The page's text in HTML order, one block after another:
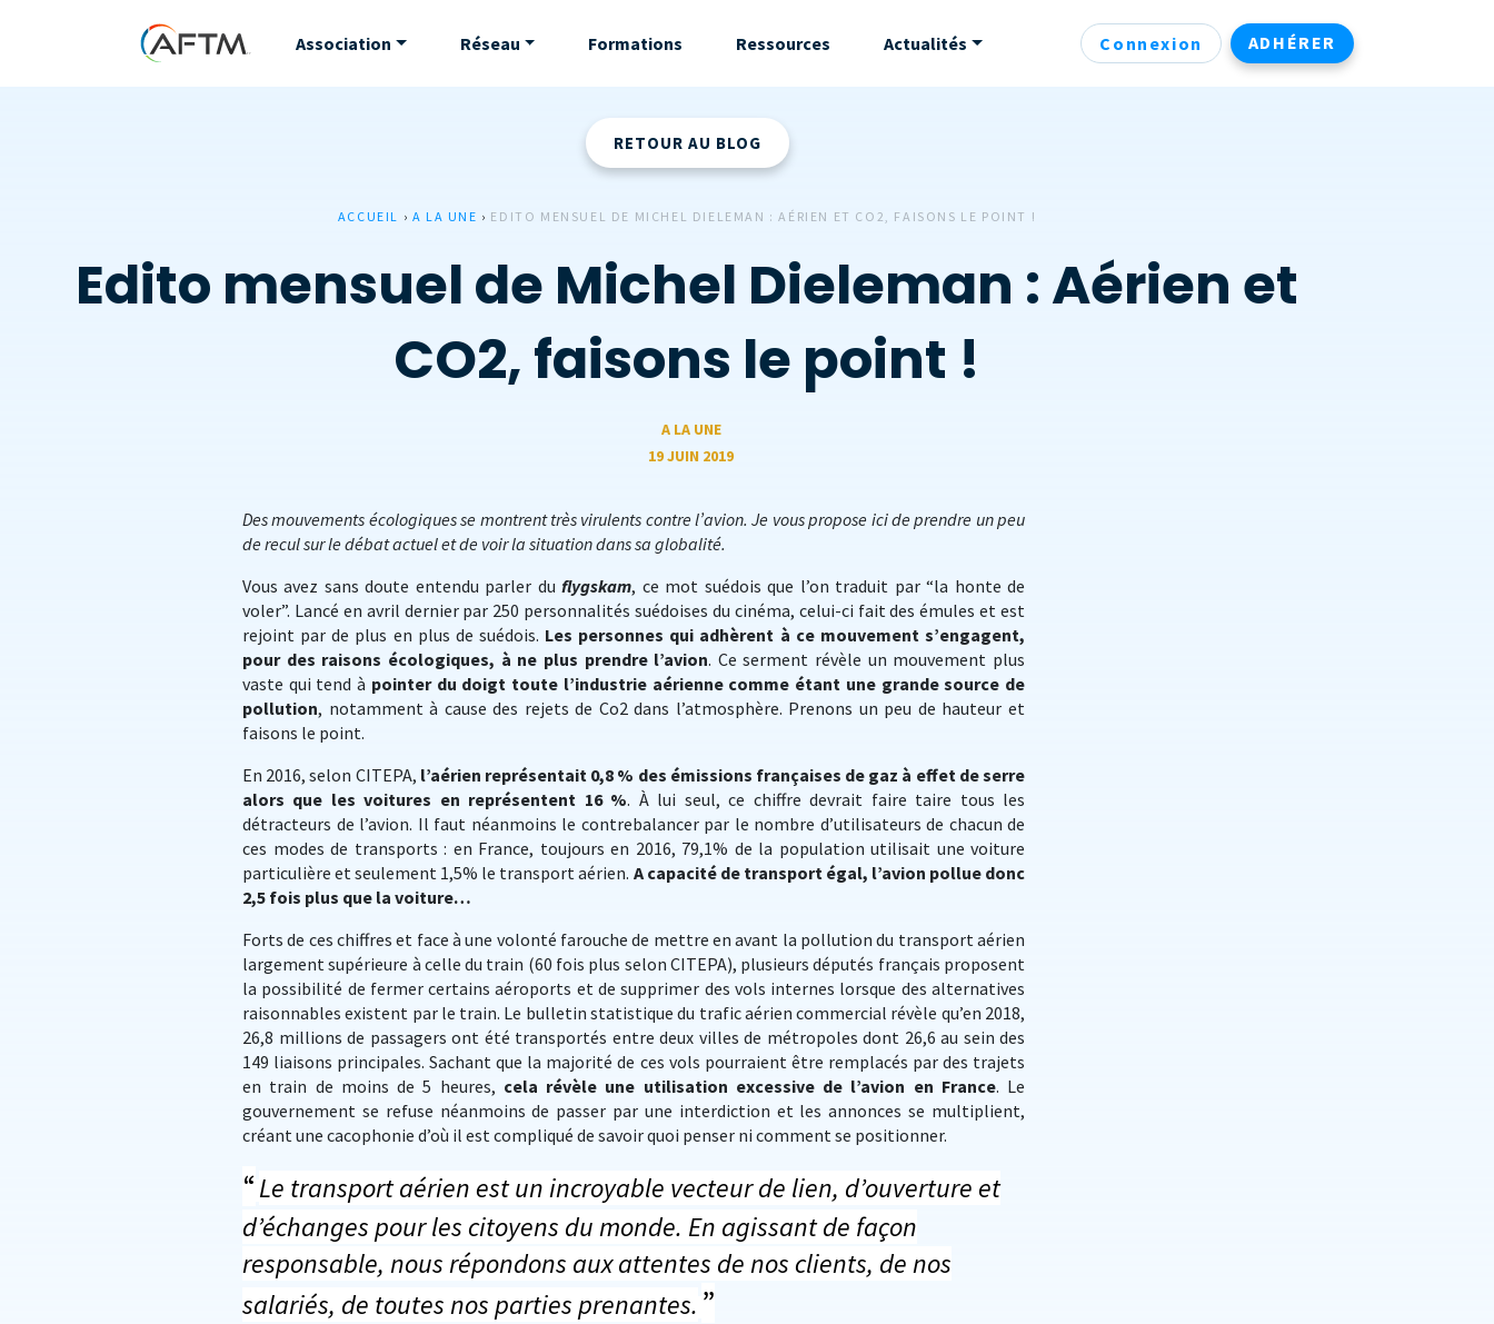
Association Réseau Formations Ressources Actualités Connexion ADHÉRER
RETOUR AU BLOG
ACCUEIL › A LA UNE › EDITO MENSUEL DE MICHEL DIELEMAN : AÉRIEN ET CO2, FAISONS LE POINT !
Edito mensuel de Michel Dieleman : Aérien et
CO2, faisons le point !
A LA UNE
19 JUIN 2019
Des mouvements écologiques se montrent très virulents contre l’avion. Je vous propose ici de prendre un peu
de recul sur le débat actuel et de voir la situation dans sa globalité.
Vous avez sans doute entendu parler duflygskam, ce mot suédois que l’on traduit par “la honte de
voler”. Lancé en avril dernier par 250 personnalités suédoises du cinéma, celui-ci fait des émules et est
rejoint par de plus en plus de suédois. Les personnes qui adhèrent à ce mouvement s’engagent,
pour des raisons écologiques, à ne plus prendre l’avion. Ce serment révèle un mouvement plus
vaste qui tend à pointer du doigt toute l’industrie aérienne comme étant une grande source de
pollution, notamment à cause des rejets de Co2 dans l’atmosphère. Prenons un peu de hauteur et
faisons le point.
En 2016, selon CITEPA, l’aérien représentait 0,8 % des émissions françaises de gaz à effet de serre
alors que les voitures en représentent 16 %. À lui seul, ce chiffre devrait faire taire tous les
détracteurs de l’avion. Il faut néanmoins le contrebalancer par le nombre d’utilisateurs de chacun de
ces modes de transports : en France, toujours en 2016, 79,1% de la population utilisait une voiture
particulière et seulement 1,5% le transport aérien. A capacité de transport égal, l’avion pollue donc
2,5 fois plus que la voiture…
Forts de ces chiffres et face à une volonté farouche de mettre en avant la pollution du transport aérien
largement supérieure à celle du train (60 fois plus selon CITEPA), plusieurs députés français proposent
la possibilité de fermer certains aéroports et de supprimer des vols internes lorsque des alternatives
raisonnables existent par le train. Le bulletin statistique du trafic aérien commercial révèle qu’en 2018,
26,8 millions de passagers ont été transportés entre deux villes de métropoles dont 26,6 au sein des
149 liaisons principales. Sachant que la majorité de ces vols pourraient être remplacés par des trajets
en train de moins de 5 heures, cela révèle une utilisation excessive de l’avion en France. Le
gouvernement se refuse néanmoins de passer par une interdiction et les annonces se multiplient,
créant une cacophonie d’où il est compliqué de savoir quoi penser ni comment se positionner.
“Le transport aérien est un incroyable vecteur de lien, d’ouverture et
d’échanges pour les citoyens du monde. En agissant de façon
responsable, nous répondons aux attentes de nos clients, de nos
salariés, de toutes nos parties prenantes. ”